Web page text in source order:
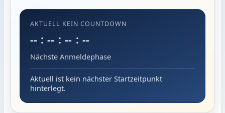
AKTUELL KEIN COUNTDOWN
-- : -- : -- : --
Nächste Anmeldephase
Aktuell ist kein nächster Startzeitpunkt
hinterlegt.